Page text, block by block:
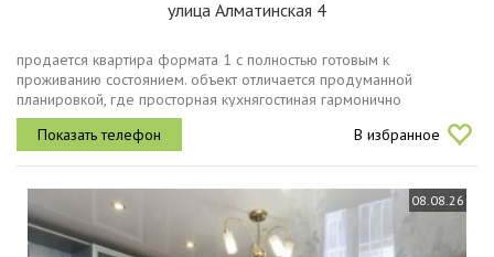
улица Алматинская 4
продается квартира формата 1 с полностью готовым к
проживанию состоянием. объект отличается продуманной
планировкой, где просторная кухнягостиная гармонично
сочетается с изолированной спальной комнатой. в квартире
выполнен качественный...
В избранное
08.08.26